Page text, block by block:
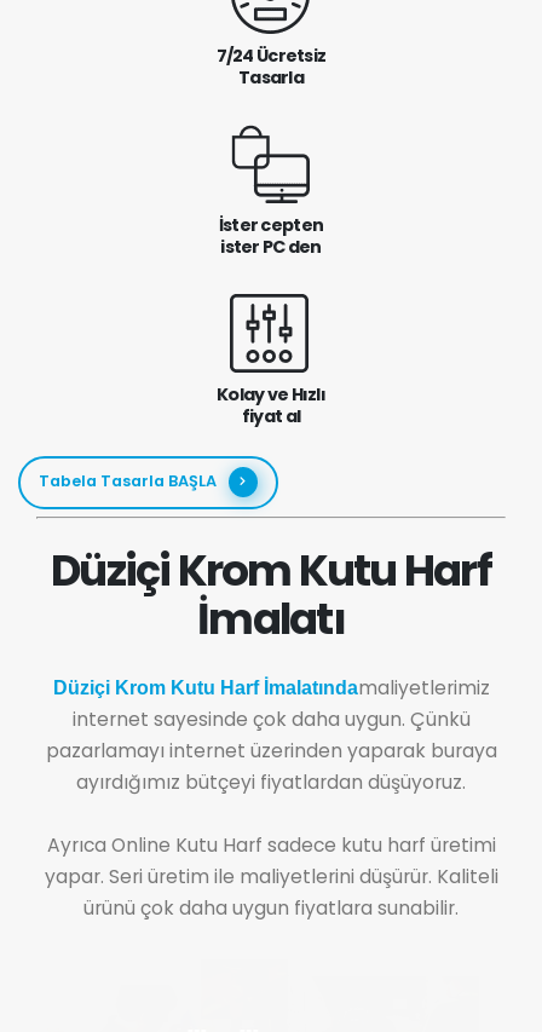
7/24 Ücretsiz
Tasarla
İster cepten
ister PC den
Kolay ve Hızlı
fiyat al
Tabela Tasarla BAŞLA
Düziçi Krom Kutu Harf
İmalatı
Düziçi Krom Kutu Harf İmalatındamaliyetlerimiz
internet sayesinde çok daha uygun. Çünkü
pazarlamayı internet üzerinden yaparak buraya
ayırdığımız bütçeyi fiyatlardan düşüyoruz.
Ayrıca Online Kutu Harf sadece kutu harf üretimi
yapar. Seri üretim ile maliyetlerini düşürür. Kaliteli
ürünü çok daha uygun fiyatlara sunabilir.